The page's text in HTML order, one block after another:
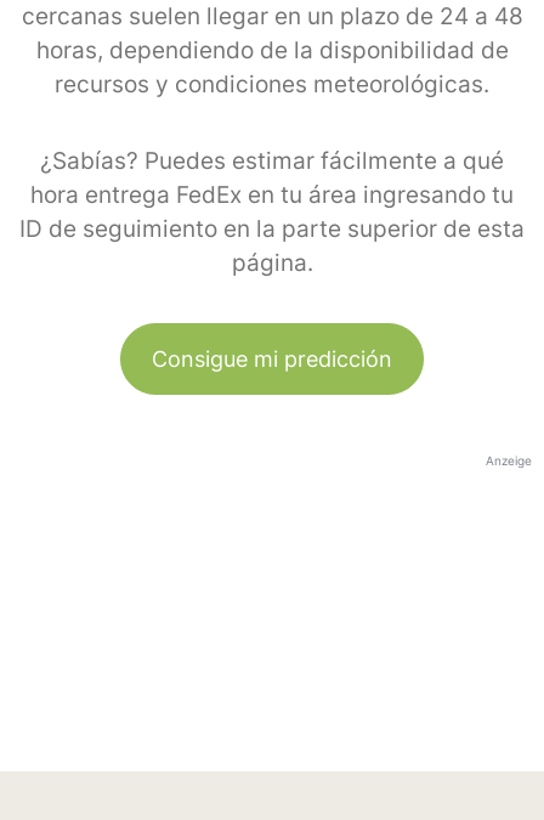
cercanas suelen llegar en un plazo de 24 a 48
horas, dependiendo de la disponibilidad de
recursos y condiciones meteorológicas.
¿Sabías? Puedes estimar fácilmente a qué
hora entrega FedEx en tu área ingresando tu
ID de seguimiento en la parte superior de esta
página.
Consigue mi predicción
Anzeige